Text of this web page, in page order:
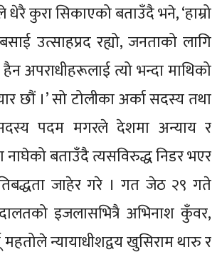
धेरै कुरा सिकाएको बताउँदै भने, ‘हाम्रो
उत्साहप्रद रह्यो, जनताको लागि
हैन अपराधीहरूलाई त्यो भन्दा माथिको
छौं ।’ सो टोलीका अर्का सदस्य तथा
सदस्य पदम मगरले देशमा अन्याय र
नाघेको बताउँदै त्यसविरुद्ध निडर भएर
जाहेर गरे । गत जेठ २९ गते
इजलासभित्रै अभिनाश कुँवर,
न्यायाधीशद्वय खुसिराम थारु र